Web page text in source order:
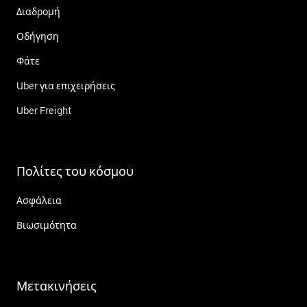
Διαδρομή
Οδήγηση
Φάτε
Uber για επιχειρήσεις
Uber Freight
Πολίτες του κόσμου
Ασφάλεια
Βιωσιμότητα
Μετακινήσεις